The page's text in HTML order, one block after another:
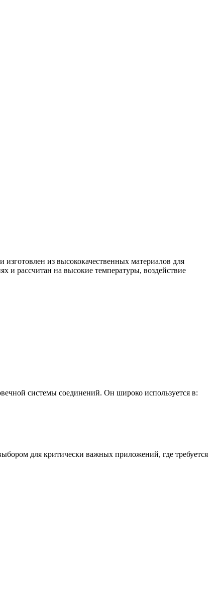
из высококачественных материалов для
и рассчитан на высокие температуры, воздействие
системы соединений. Он широко используется в:
для критически важных приложений, где требуется